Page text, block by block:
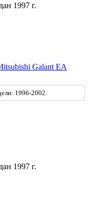
1997 г.
Galant EA
1996-2002
1997 г.